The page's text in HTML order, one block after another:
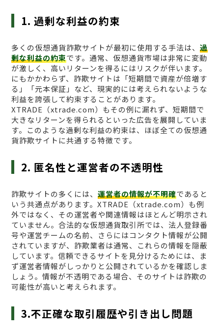
1. 過剰な利益の約束
多くの仮想通貨詐欺サイトが最初に使用する手法は、 過
剰な利益の約束です。通常、仮想通貨市場は非常に変動
が激しく、高いリターンを得るにはリスクが伴います。
にもかかわらず、詐欺サイトは「短期間で資産が倍増す
る」「元本保証」など、現実的には考えられないような
利益を誇張して約束することがあります。
XTRADE（xtrade.com）もその例に漏れず、短期間で
大きなリターンを得られるといった広告を展開していま
す。このような過剰な利益の約束は、ほぼ全ての仮想通
貨詐欺サイトに共通する特徴です。
2. 匿名性と運営者の不透明性
詐欺サイトの多くには、 運営者の情報が不明確であると
いう共通点があります。XTRADE（xtrade.com）も例
外ではなく、その運営者や関連情報はほとんど明示され
ていません。合法的な仮想通貨取引所では、法人登録番
号や運営チームの名前、さらにはコンタクト情報が公開
されていますが、詐欺業者は通常、これらの情報を隠蔽
しています。信頼できるサイトを見分けるためには、ま
ず運営者情報がしっかりと公開されているかを確認しま
しょう。情報が不透明である場合、そのサイトは詐欺の
可能性が高いと考えられます。
3.不正確な取引履歴や引き出し問題